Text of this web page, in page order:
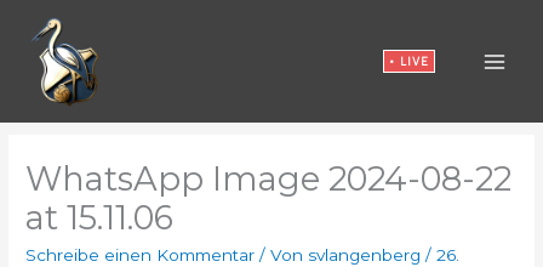
Inhalt
springen
• LIVE
WhatsApp Image 2024-08-22
at 15.11.06
Schreibe einen Kommentar / Von svlangenberg/26.